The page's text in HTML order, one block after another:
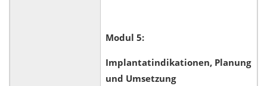
Modul 5:
Implantatindikationen, Planung
und Umsetzung